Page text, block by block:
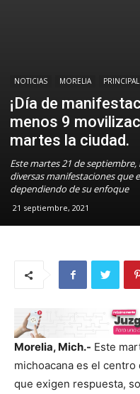
NOTICIAS MORELIA PRINCIPAL
¡Día de
menos 9
martes la ciudad.
Este martes 21 de
diversas manifestaciones que
dependiendo de su enfoque
21 septiembre, 2021
Morelia, Mich.- Este
michoacana es el
que exigen respuesta,